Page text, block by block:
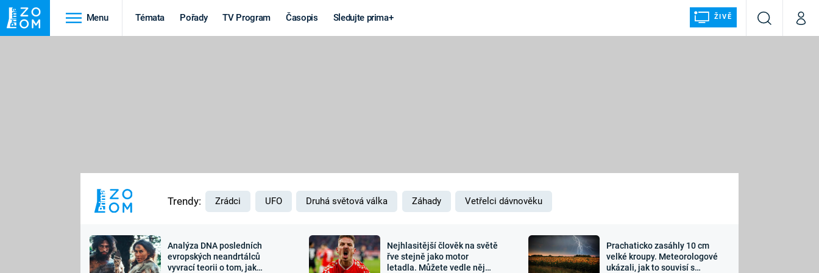
Menu Témata Pořady TV Program Časopis Sledujte prima+ ŽIVĚ
VyhledáváníMůj
MARS
Výročí
Záhady a
Zajímavosti Sledujte nás
Trendy: Zrádci UFO Druhá světová válka Záhady Vetřelci dávnověku
Analýza DNA posledních
evropských neandrtálců
vyvrací teorii o tom, jak
Nejhlasitější člověk na světě
řve stejně jako motor
letadla. Můžete vedle něj
Prachaticko zasáhly 10 cm
velké kroupy. Meteorologové
ukázali, jak to souvisí s